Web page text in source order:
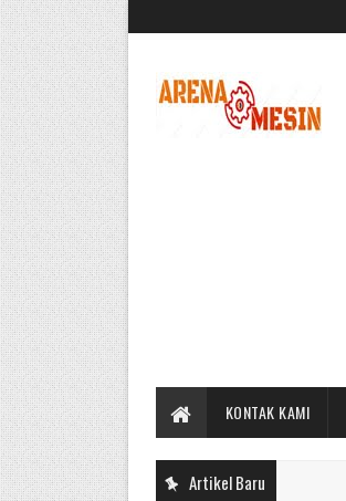
KONTAK KAMI
Artikel Baru